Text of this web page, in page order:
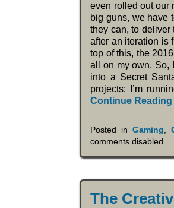
even rolled out our
big guns, we have
they can, to deliver
after an iteration is
top of this, the
all on my own. So,
into a Secret
projects; I’m
Continue
Posted inGaming,
comments disabled.
The